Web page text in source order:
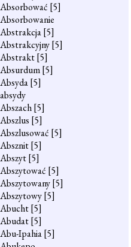
Absorbować [5]
Absorbowanie
Abstrakcja[5]
Abstrakcyjny[5]
Abstrakt[5]
Absurdum[5]
Absyda[5]
absydy
Abszach[5]
Abszlus [5]
Abszlusować [5]
Absznit[5]
Abszyt[5]
Abszytować [5]
Abszytowany[5]
Abszytowy[5]
Abucht[5]
Abudat[5]
Abu-Ipahia[5]